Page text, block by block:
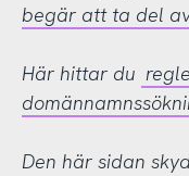
begär att ta del
Här hittar du
Den här sidan